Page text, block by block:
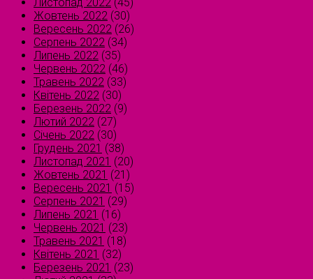
Жовтень 2022 (30)
Вересень 2022 (26)
Серпень 2022 (34)
Липень 2022 (35)
Червень 2022 (46)
Травень 2022 (33)
Квітень 2022 (30)
Березень 2022 (9)
Лютий 2022 (27)
Січень 2022 (30)
Грудень 2021 (38)
Листопад 2021 (20)
Жовтень 2021 (21)
Вересень 2021 (15)
Серпень 2021 (29)
Липень 2021 (16)
Червень 2021 (23)
Травень 2021 (18)
Квітень 2021 (32)
Березень 2021 (23)